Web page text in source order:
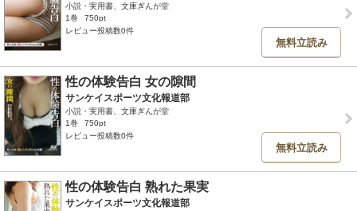
小説・実用書、文庫ぎんが堂
1巻
750pt
レビュー投稿数0件
無料立読み
性の体験告白 女の隙間
サンケイスポーツ文化報道部
小説・実用書、文庫ぎんが堂
1巻
750pt
レビュー投稿数0件
無料立読み
性の体験告白 熟れた果実
サンケイスポーツ文化報道部